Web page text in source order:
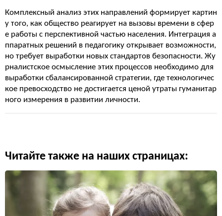
Комплексный анализ этих направлений формирует картин
у того, как общество реагирует на вызовы времени в сфер
е работы с перспективной частью населения. Интеграция а
ппаратных решений в педагогику открывает возможности,
но требует выработки новых стандартов безопасности. Жу
рналистское осмысление этих процессов необходимо для
выработки сбалансированной стратегии, где технологичес
кое превосходство не достигается ценой утраты гуманитар
ного измерения в развитии личности.
Читайте также на наших страницах: